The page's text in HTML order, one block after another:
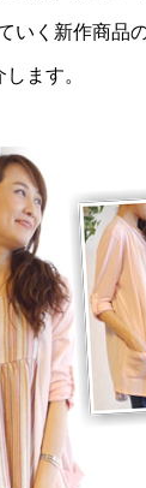
いく新作商品
ます。